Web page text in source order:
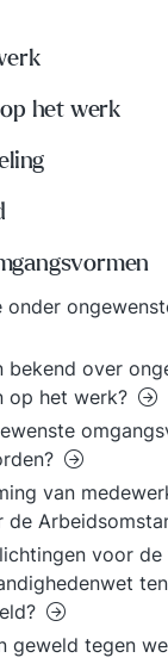
het werk
onder
bekend over
op het werk?
van
de
voor
geweld tegen